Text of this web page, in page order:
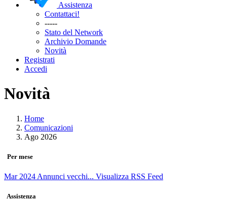
Assistenza
Contattaci!
-----
Stato del Network
Archivio Domande
Novità
Registrati
Accedi
Novità
Home
Comunicazioni
Ago 2026
Per mese
Mar 2024 Annunci vecchi... Visualizza RSS Feed
Assistenza